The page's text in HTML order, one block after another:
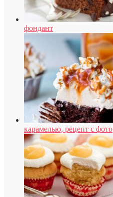
фондант
карамелью, рецепт с фото